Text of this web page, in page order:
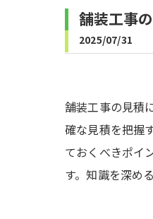
舗装工事
2025/07/31
舗装工事の見積
確な見積を把握
ておくべきポイ
す。知識を深め